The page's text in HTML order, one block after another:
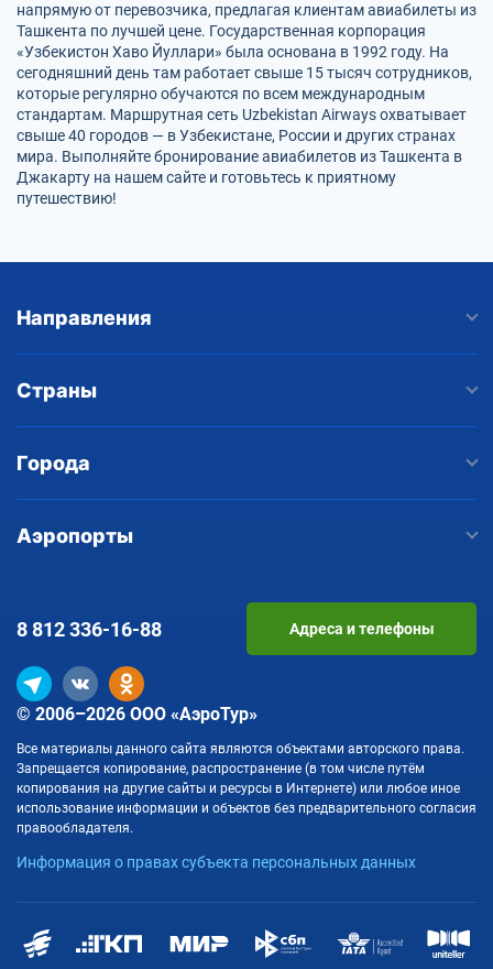
напрямую от перевозчика, предлагая клиентам авиабилеты из
Ташкента по лучшей цене. Государственная корпорация
«Узбекистон Хаво Йуллари» была основана в 1992 году. На
сегодняшний день там работает свыше 15 тысяч сотрудников,
которые регулярно обучаются по всем международным
стандартам. Маршрутная сеть Uzbekistan Airways охватывает
свыше 40 городов — в Узбекистане, России и других странах
мира. Выполняйте бронирование авиабилетов из Ташкента в
Джакарту на нашем сайте и готовьтесь к приятному
путешествию!
Направления
Страны
Города
Аэропорты
© 2006–2026 ООО «АэроТур»
Все материалы данного сайта являются объектами авторского права.
Запрещается копирование, распространение (в том числе путём
копирования на другие сайты и ресурсы в Интернете) или любое иное
использование информации и объектов без предварительного согласия
правообладателя.
Информация о правах субъекта персональных данных
8 812336-16-88 Адреса и телефоны